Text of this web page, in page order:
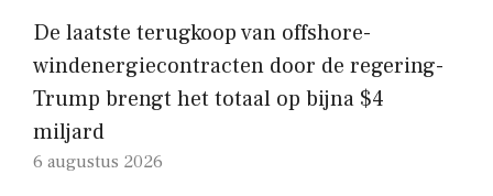
De laatste terugkoop van offshore-
windenergiecontracten door de regering-
Trump brengt het totaal op bijna $4
miljard
6 augustus 2026